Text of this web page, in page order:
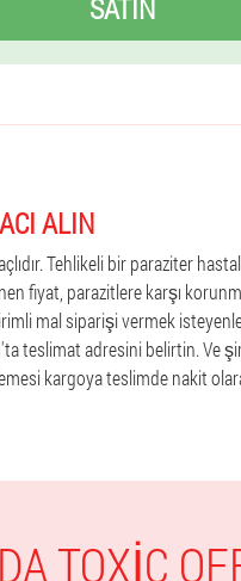
SATIN
ALIN
Tehlikeli bir paraziter
fiyat, parazitlere karşı
mal siparişi vermek
teslimat adresini belirtin. Ve
kargoya teslimde nakit
TOXIC